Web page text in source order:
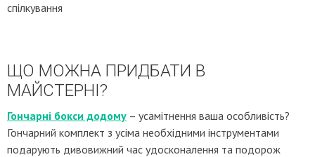
спілкування
ЩО МОЖНА ПРИДБАТИ В
МАЙСТЕРНІ?
Гончарні бокси додому – усамітнення ваша особливість?
Гончарний комплект з усіма необхідними інструментами
подарують дивовижний час удосконалення та подорож